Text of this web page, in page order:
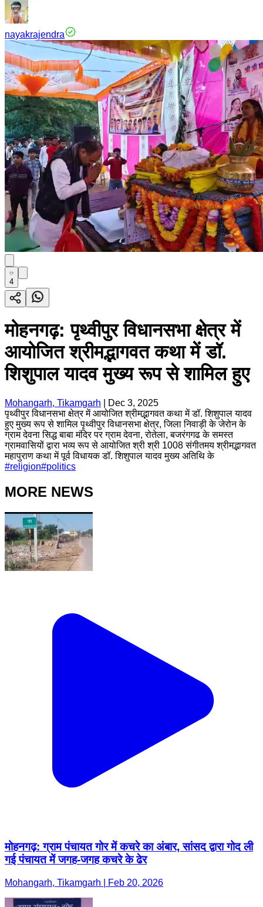
nayakrajendra
4
मोहनगढ़: पृथ्वीपुर विधानसभा क्षेत्र में
आयोजित श्रीमद्भागवत कथा में डॉ.
शिशुपाल यादव मुख्य रूप से शामिल हुए
Mohangarh, Tikamgarh
Dec 3, 2025
पृथ्वीपुर विधानसभा क्षेत्र में आयोजित श्रीमद्भागवत कथा में डॉ. शिशुपाल यादव
हुए मुख्य रूप से शामिल पृथ्वीपुर विधानसभा क्षेत्र, जिला निवाड़ी के जेरोन के
ग्राम देवना सिद्ध बाबा मंदिर पर ग्राम देवना, रोतेला, बजरंगगढ के समस्त
ग्रामवासियों द्वारा भव्य रूप से आयोजित श्री श्री 1008 संगीतमय श्रीमद्भागवत
महापुराण कथा में पूर्व विधायक डॉ. शिशुपाल यादव मुख्य अतिथि के
#religion#politics
MORE NEWS
मोहनगढ़: ग्राम पंचायत गोर में कचरे का अंबार, सांसद द्वारा गोद ली
गई पंचायत में जगह-जगह कचरे के ढेर
Mohangarh, Tikamgarh | Feb 20, 2026